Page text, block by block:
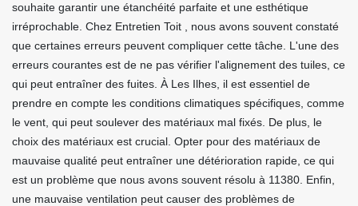
souhaite garantir une étanchéité parfaite et une esthétique
irréprochable. Chez Entretien Toit , nous avons souvent constaté
que certaines erreurs peuvent compliquer cette tâche. L'une des
erreurs courantes est de ne pas vérifier l'alignement des tuiles, ce
qui peut entraîner des fuites. À Les Ilhes, il est essentiel de
prendre en compte les conditions climatiques spécifiques, comme
le vent, qui peut soulever des matériaux mal fixés. De plus, le
choix des matériaux est crucial. Opter pour des matériaux de
mauvaise qualité peut entraîner une détérioration rapide, ce qui
est un problème que nous avons souvent résolu à 11380. Enfin,
une mauvaise ventilation peut causer des problèmes de